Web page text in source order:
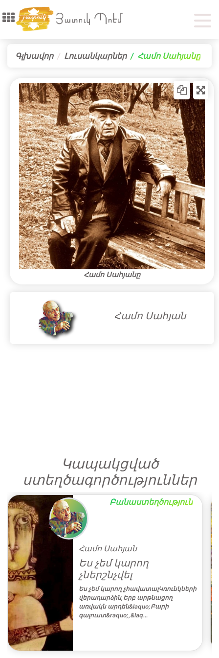
Գլխավոր Լուսանկարներ Համո Սահյանը
Համո Սահյանը
Համո Սահյան
Կապակցված
ստեղծագործություններ
Բանաստեղծություն
Համո Սահյան
Ես չեմ կարող
չներշնչվել
Ես չեմ կարող չհավատալԿռունկների
վերադարձին,Երբ արթնացող
առվակն արդեն&laquo;Բարի
գալուստ&raquo;,&laq…